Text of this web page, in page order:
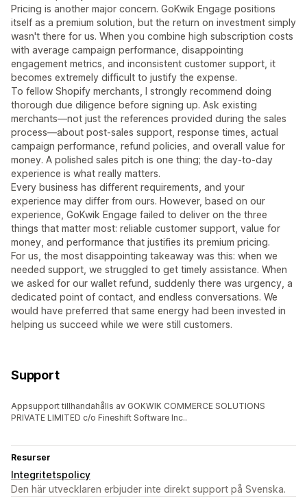
Pricing is another major concern. GoKwik Engage positions
itself as a premium solution, but the return on investment simply
wasn't there for us. When you combine high subscription costs
with average campaign performance, disappointing
engagement metrics, and inconsistent customer support, it
becomes extremely difficult to justify the expense.
To fellow Shopify merchants, I strongly recommend doing
thorough due diligence before signing up. Ask existing
merchants—not just the references provided during the sales
process—about post-sales support, response times, actual
campaign performance, refund policies, and overall value for
money. A polished sales pitch is one thing; the day-to-day
experience is what really matters.
Every business has different requirements, and your
experience may differ from ours. However, based on our
experience, GoKwik Engage failed to deliver on the three
things that matter most: reliable customer support, value for
money, and performance that justifies its premium pricing.
For us, the most disappointing takeaway was this: when we
needed support, we struggled to get timely assistance. When
we asked for our wallet refund, suddenly there was urgency, a
dedicated point of contact, and endless conversations. We
would have preferred that same energy had been invested in
helping us succeed while we were still customers.
Support
Appsupport tillhandahålls av GOKWIK COMMERCE SOLUTIONS
PRIVATE LIMITED c/o Fineshift Software Inc..
Resurser
Integritetspolicy
Den här utvecklaren erbjuder inte direkt support på Svenska.